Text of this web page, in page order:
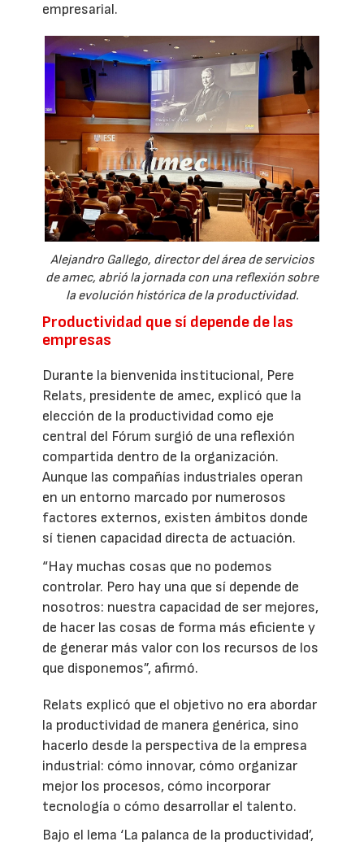
empresarial.
Alejandro Gallego, director del área de servicios
de amec, abrió la jornada con una reflexión sobre
la evolución histórica de la productividad.
Productividad que sí depende de las
empresas
Durante la bienvenida institucional, Pere
Relats, presidente de amec, explicó que la
elección de la productividad como eje
central del Fórum surgió de una reflexión
compartida dentro de la organización.
Aunque las compañías industriales operan
en un entorno marcado por numerosos
factores externos, existen ámbitos donde
sí tienen capacidad directa de actuación.
“Hay muchas cosas que no podemos
controlar. Pero hay una que sí depende de
nosotros: nuestra capacidad de ser mejores,
de hacer las cosas de forma más eficiente y
de generar más valor con los recursos de los
que disponemos”, afirmó.
Relats explicó que el objetivo no era abordar
la productividad de manera genérica, sino
hacerlo desde la perspectiva de la empresa
industrial: cómo innovar, cómo organizar
mejor los procesos, cómo incorporar
tecnología o cómo desarrollar el talento.
Bajo el lema ‘La palanca de la productividad’,